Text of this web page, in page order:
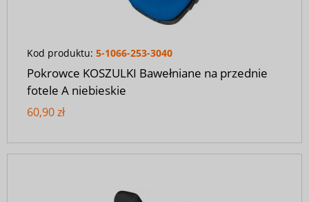
Kod produktu: 5-1066-253-3040
Pokrowce KOSZULKI Bawełniane na przednie
fotele A niebieskie
60,90 zł